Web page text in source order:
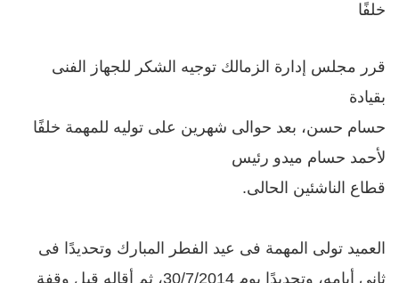
خلفًا
قرر مجلس إدارة الزمالك توجيه الشكر للجهاز الفنى
بقيادة
حسام حسن، بعد حوالى شهرين على توليه للمهمة خلفًا
لأحمد حسام ميدو رئيس
قطاع الناشئين الحالى.
العميد تولى المهمة فى عيد الفطر المبارك وتحديدًا فى
ثانى أيامه، وتحديدًا يوم 30/7/2014، ثم أقاله قبل وقفة